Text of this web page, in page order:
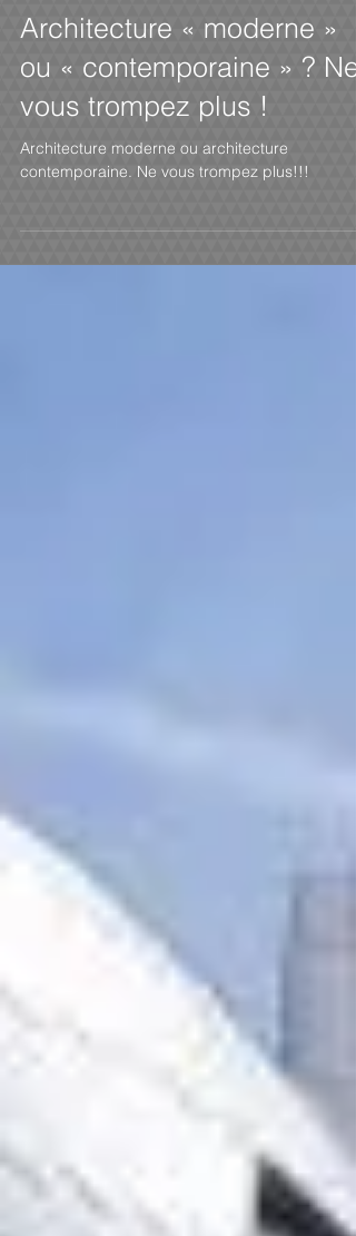
Architecture « moderne »
ou « contemporaine » ? Ne
vous trompez plus !
Architecture moderne ou architecture
contemporaine. Ne vous trompez plus!!!